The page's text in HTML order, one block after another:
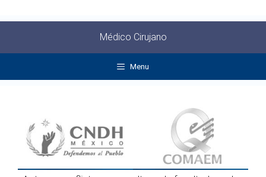
Médico Cirujano
Menu